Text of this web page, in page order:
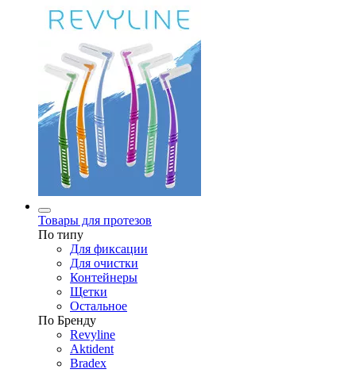
Товары для протезов
По типу
Для фиксации
Для очистки
Контейнеры
Щетки
Остальное
По Бренду
Revyline
Aktident
Bradex